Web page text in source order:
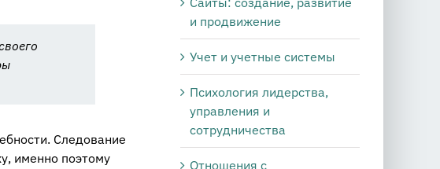
Следование
именно поэтому
и продвижение
Учет и учетные системы
Психология лидерства,
управления и
сотрудничества
Отношения с